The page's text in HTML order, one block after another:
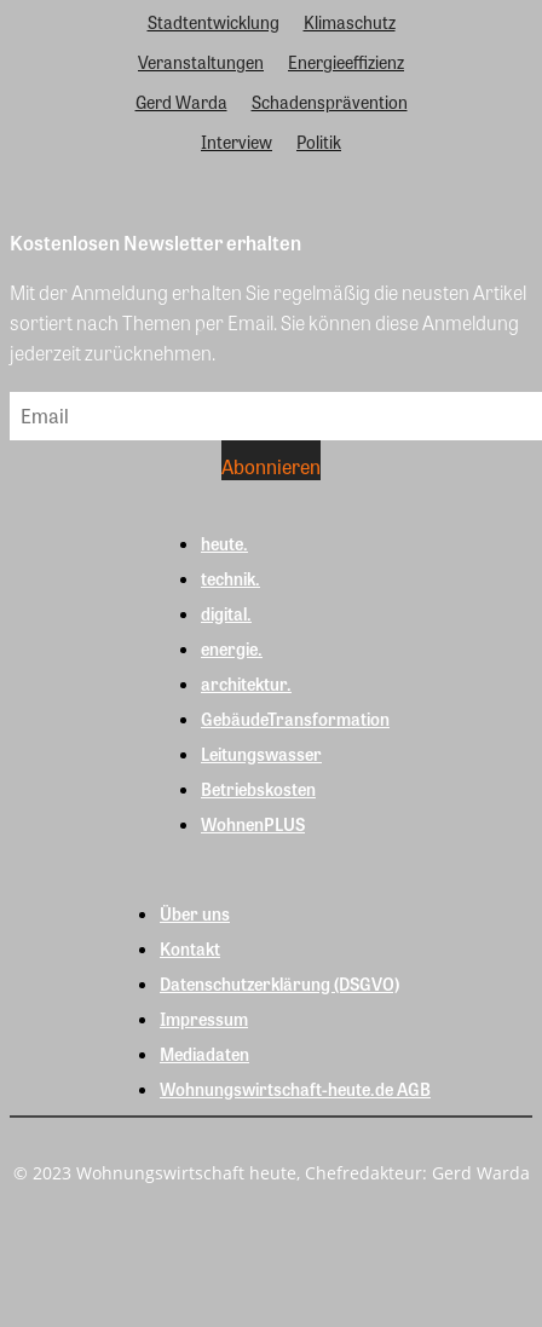
Stadtentwicklung
Klimaschutz
Veranstaltungen
Energieeffizienz
Gerd Warda
Schadensprävention
Interview
Politik
Kostenlosen Newsletter erhalten
Mit der Anmeldung erhalten Sie regelmäßig die neusten Artikel
sortiert nach Themen per Email. Sie können diese Anmeldung
jederzeit zurücknehmen.
heute.
technik.
digital.
energie.
architektur.
GebäudeTransformation
Leitungswasser
Betriebskosten
WohnenPLUS
Über uns
Kontakt
Datenschutzerklärung (DSGVO)
Impressum
Mediadaten
Wohnungswirtschaft-heute.de AGB
© 2023 Wohnungswirtschaft heute, Chefredakteur: Gerd Warda